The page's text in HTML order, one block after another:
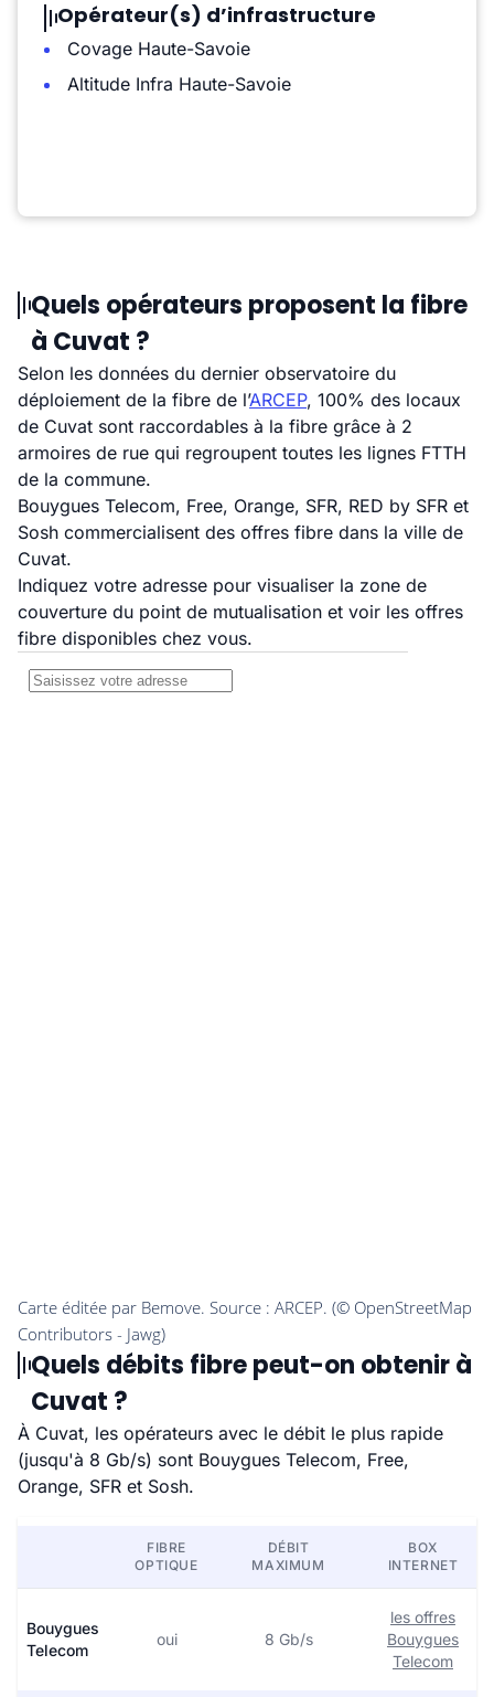
Opérateur(s) d’infrastructure
Covage Haute-Savoie
Altitude Infra Haute-Savoie
Quels opérateurs proposent la fibre
à Cuvat ?
Selon les données du dernier observatoire du
déploiement de la fibre de l’ARCEP, 100% des locaux
de Cuvat sont raccordables à la fibre grâce à 2
armoires de rue qui regroupent toutes les lignes FTTH
de la commune.
Bouygues Telecom, Free, Orange, SFR, RED by SFR et
Sosh commercialisent des offres fibre dans la ville de
Cuvat.
Indiquez votre adresse pour visualiser la zone de
couverture du point de mutualisation et voir les offres
fibre disponibles chez vous.
Quels débits fibre peut-on obtenir à
Cuvat ?
À Cuvat, les opérateurs avec le débit le plus rapide
(jusqu'à 8 Gb/s) sont Bouygues Telecom, Free,
Orange, SFR et Sosh.
FIBRE
OPTIQUE
DÉBIT
MAXIMUM
BOX
INTERNET
Bouygues
Telecom
oui 8 Gb/s
les offres
Bouygues
Telecom